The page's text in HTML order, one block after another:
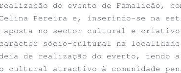
realização do evento de Famalicão,
Pereira e, inserindo-se na
aposta no sector cultural e criativo
sócio-cultural na
de realização do evento, tendo a
cultural atractivo à comunidade